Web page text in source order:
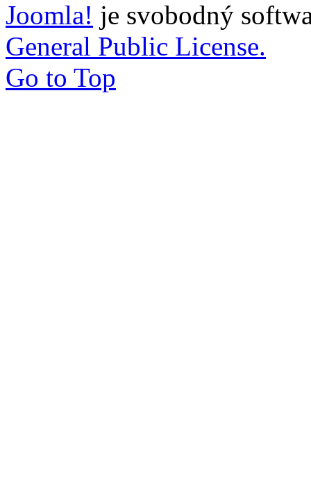
Joomla! je svobodný
General Public License.
Go to Top